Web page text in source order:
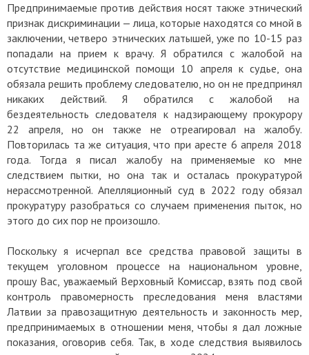
Предпринимаемые против действия носят также этнический
признак дискриминации — лица, которые находятся со мной в
заключении, четверо этнических латышей, уже по 10-15 раз
попадали на прием к врачу. Я обратился с жалобой на
отсутствие медицинской помощи 10 апреля к судье, она
обязала решить проблему следователю, но он не предпринял
никаких действий. Я обратился с жалобой на
бездеятельность следователя к надзирающему прокурору
22 апреля, но он также не отреагировал на жалобу.
Повторилась та же ситуация, что при аресте 6 апреля 2018
года. Тогда я писал жалобу на применяемые ко мне
следствием пытки, но она так и осталась прокуратурой
нерассмотренной. Апелляционный суд в 2022 году обязал
прокуратуру разобраться со случаем применения пыток, но
этого до сих пор не произошло.
Поскольку я исчерпал все средства правовой защиты в
текущем уголовном процессе на национальном уровне,
прошу Вас, уважаемый Верховный Комиссар, взять под свой
контроль правомерность преследования меня властями
Латвии за правозащитную деятельность и законность мер,
предпринимаемых в отношении меня, чтобы я дал ложные
показания, оговорив себя. Так, в ходе следствия выявилось